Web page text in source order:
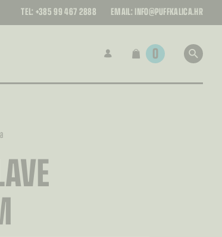
TEL: +385 99 467 2888 EMAIL: INFO@PUFFKALICA.HR
0